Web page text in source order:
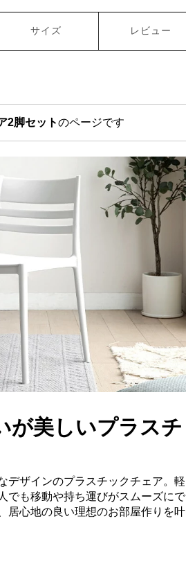
サイズ レビュー
2脚セットのページです
が美しいプラスチ
デザインのプラスチックチェア。軽
でも移動や持ち運びがスムーズにで
居心地の良い理想のお部屋作りを叶